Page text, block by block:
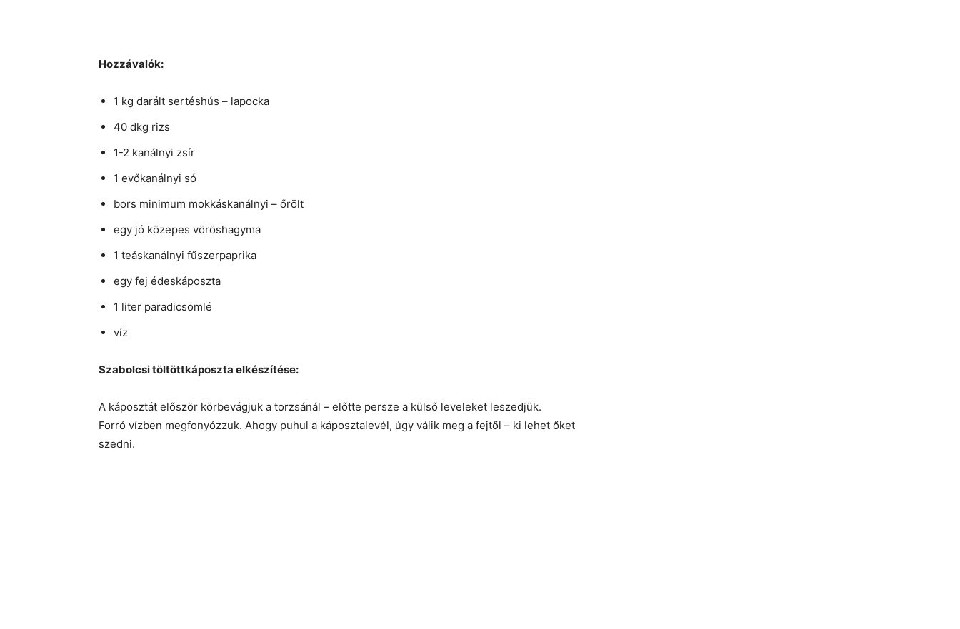
Hozzávalók:
1 kg darált sertéshús – lapocka
40 dkg rizs
1-2 kanálnyi zsír
1 evőkanálnyi só
bors minimum mokkáskanálnyi – őrölt
egy jó közepes vöröshagyma
1 teáskanálnyi fűszerpaprika
egy fej édeskáposzta
1 liter paradicsomlé
víz
Szabolcsi töltöttkáposzta elkészítése:
A káposztát először körbevágjuk a torzsánál – előtte persze a külső leveleket leszedjük.
Forró vízben megfonyózzuk. Ahogy puhul a káposztalevél, úgy válik meg a fejtől – ki lehet őket
szedni.